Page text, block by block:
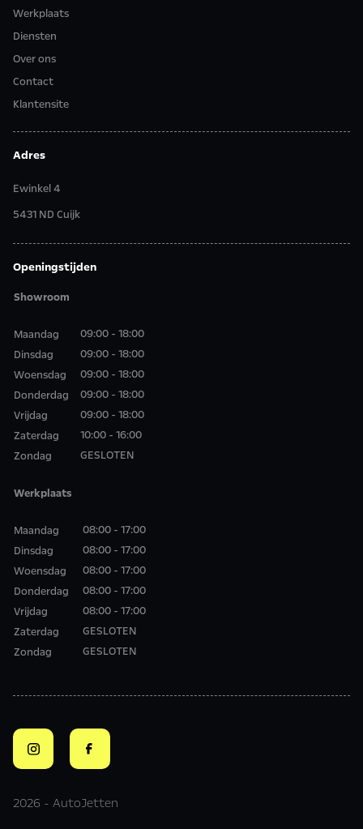
Werkplaats
Diensten
Over ons
Contact
Klantensite
Adres
Ewinkel 4
5431 ND Cuijk
Openingstijden
Showroom
Maandag
Dinsdag
Woensdag
Donderdag
Vrijdag
Zaterdag
Zondag
09:00 - 18:00
09:00 - 18:00
09:00 - 18:00
09:00 - 18:00
09:00 - 18:00
10:00 - 16:00
GESLOTEN
Werkplaats
Maandag
Dinsdag
Woensdag
Donderdag
Vrijdag
Zaterdag
Zondag
08:00 - 17:00
08:00 - 17:00
08:00 - 17:00
08:00 - 17:00
08:00 - 17:00
GESLOTEN
GESLOTEN
2026 - AutoJetten